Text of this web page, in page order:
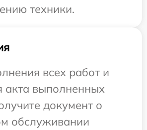
техники.
всех работ и
акта выполненных
документ о
обслуживании